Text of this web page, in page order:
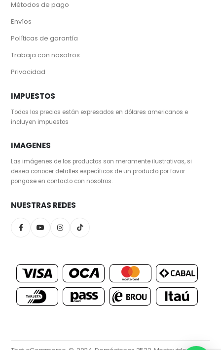
Métodos de pago
Envíos
Políticas de garantía
Trabaja con nosotros
Privacidad
IMPUESTOS
Todos los precios están expresados en dólares americanos e
incluyen impuestos
IMAGENES
Las imágenes de los productos son meramente ilustrativas, si
desea conocer detalles específicos de un producto por favor
pongase en contacto con nosotros.
NUESTRAS REDES